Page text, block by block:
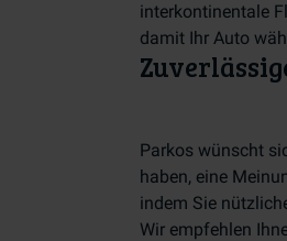
interkontinentale
damit Ihr Auto
Parkos wünscht
haben, eine
indem Sie
Wir empfehlen